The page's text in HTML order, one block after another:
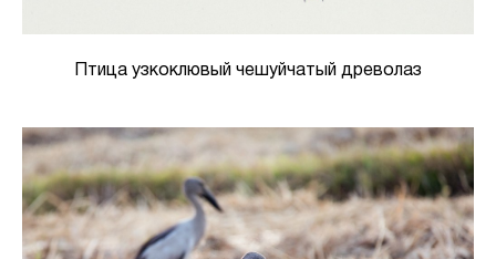
Птица узкоклювый чешуйчатый древолаз